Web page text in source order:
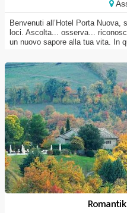
Benvenuti all’Hotel Porta
loci. Ascolta... osserva...
un nuovo sapore alla tua vita. In